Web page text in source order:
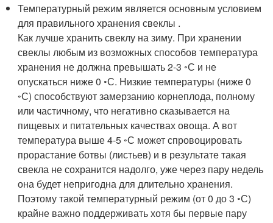
Температурный режим является основным условием
для правильного хранения свеклы .
Как лучше хранить свеклу на зиму. При хранении
свеклы любым из возможных способов температура
хранения не должна превышать 2-3 ◦С и не
опускаться ниже 0 ◦С. Низкие температуры (ниже 0
◦С) способствуют замерзанию корнеплода, полному
или частичному, что негативно сказывается на
пищевых и питательных качествах овоща. А вот
температура выше 4-5 ◦С может спровоцировать
прорастание ботвы (листьев) и в результате такая
свекла не сохранится надолго, уже через пару недель
она будет непригодна для длительно хранения.
Поэтому такой температурный режим (от 0 до 3 ◦С)
крайне важно поддерживать хотя бы первые пару